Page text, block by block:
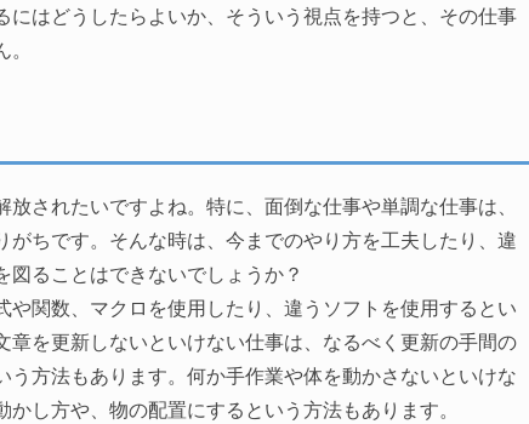
はどうしたらよいか、そういう視点を持つと、その仕事
されたいですよね。特に、面倒な仕事や単調な仕事は、
ちです。そんな時は、今までのやり方を工夫したり、違
ることはできないでしょうか？
関数、マクロを使用したり、違うソフトを使用するとい
章を更新しないといけない仕事は、なるべく更新の手間の
方法もあります。何か手作業や体を動かさないといけな
し方や、物の配置にするという方法もあります。